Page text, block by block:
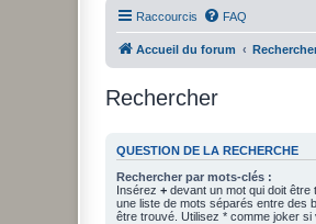
Raccourcis FAQ
Accueil du forum
Rechercher
QUESTION DE LA RECHERCHE
Rechercher par mots-clés :
Insérez + devant un mot qui doit être
une liste de mots séparés entre des
être trouvé. Utilisez * comme joker